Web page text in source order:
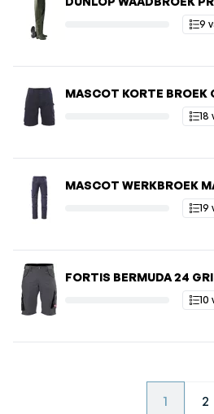
9
MASCOT KORTE BROEK
18
MASCOT WERKBROEK
19
FORTIS BERMUDA 24
10
1 2